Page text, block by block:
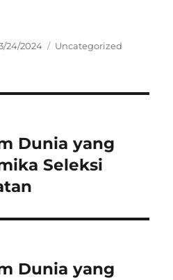
24/2024 Categories
Uncategorized
Dunia yang
Seleksi
Dunia yang